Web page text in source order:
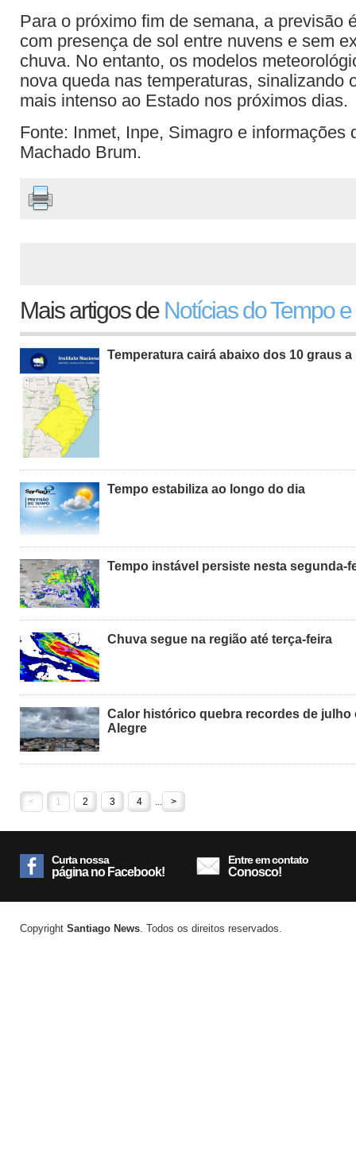
Para o próximo fim de semana, a previsão
com presença de sol entre nuvens e sem
chuva. No entanto, os modelos
nova queda nas temperaturas, sinalizando
mais intenso ao Estado nos próximos dias.
Fonte: Inmet, Inpe, Simagro e informações
Machado Brum.
Mais artigos de Notícias do Tempo
Temperatura cairá abaixo dos 10 graus
Tempo estabiliza ao longo do dia
Tempo instável persiste nesta segunda-
Chuva segue na região até terça-feira
Calor histórico quebra recordes de julho
Alegre
< 1 2 3 4 ... >
Curta nossa
página no Facebook!
Entre em contato
Conosco!
Copyright Santiago News . Todos os direitos reservados.